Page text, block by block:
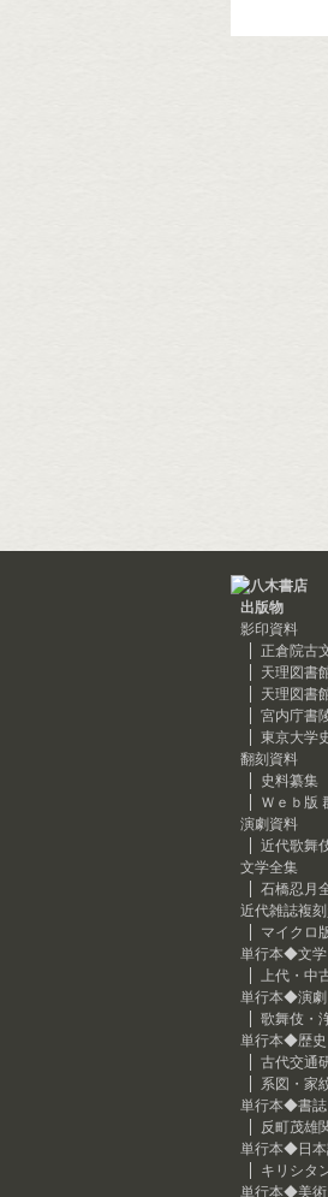
出版物
影印資料
正倉院古
天理図書
天理図書
宮内庁書
東京大学
翻刻資料
史料纂集
Ｗｅｂ版
演劇資料
近代歌舞
文学全集
石橋忍月
近代雑誌複
マイクロ
単行本◆文学
上代・中
単行本◆演劇
歌舞伎・
単行本◆歴史
古代交通
系図・家
単行本◆書誌
反町茂雄
単行本◆日本
キリシタ
単行本◆美術